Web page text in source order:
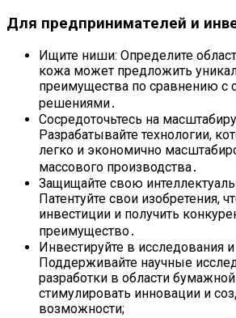
Для предпринимателей и
Ищите ниши: Определите
кожа может предложить
преимущества по сравнению
решениями․
Сосредоточьтесь на
Разрабатывайте технологии,
легко и экономично
массового производства․
Защищайте свою
Патентуйте свои изобретения,
инвестиции и получить
преимущество․
Инвестируйте в исследования и
Поддерживайте научные
разработки в области
стимулировать инновации и
возможности;